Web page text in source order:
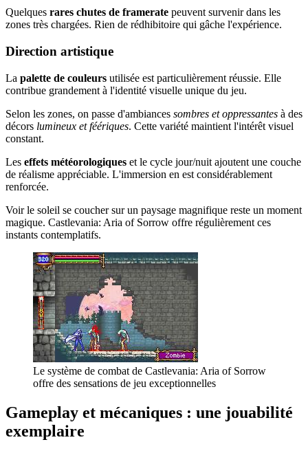
Quelques rares chutes de framerate peuvent survenir dans les
zones très chargées. Rien de rédhibitoire qui gâche l'expérience.
Direction artistique
La palette de couleurs utilisée est particulièrement réussie. Elle
contribue grandement à l'identité visuelle unique du jeu.
Selon les zones, on passe d'ambiances sombres et oppressantes à des
décors lumineux et féériques. Cette variété maintient l'intérêt visuel
constant.
Les effets météorologiques et le cycle jour/nuit ajoutent une couche
de réalisme appréciable. L'immersion en est considérablement
renforcée.
Voir le soleil se coucher sur un paysage magnifique reste un moment
magique. Castlevania: Aria of Sorrow offre régulièrement ces
instants contemplatifs.
Le système de combat de Castlevania: Aria of Sorrow
offre des sensations de jeu exceptionnelles
Gameplay et mécaniques : une jouabilité
exemplaire